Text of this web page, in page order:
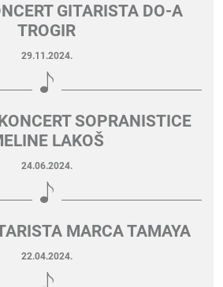
GITARISTA DO-A
TROGIR
29.11.2024.
SOPRANISTICE
LAKOŠ
24.06.2024.
MARCA TAMAYA
22.04.2024.